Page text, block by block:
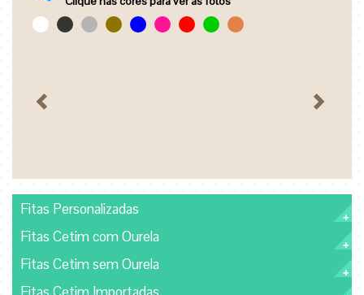
Fitas Personalizadas
Fitas Cetim com Ourela
Fitas Cetim sem Ourela
Fitas Cetim Importadas